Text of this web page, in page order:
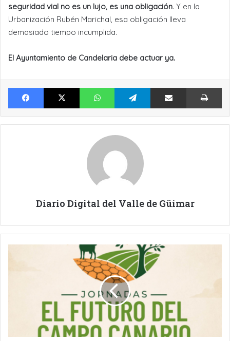
seguridad vial no es un lujo, es una obligación. Y en la
Urbanización Rubén Marichal, esa obligación lleva
demasiado tiempo incumplida.
El Ayuntamiento de Candelaria debe actuar ya.
Facebook X WhatsApp Telegram Compartir por Email
Diario Digital del Valle de Güímar